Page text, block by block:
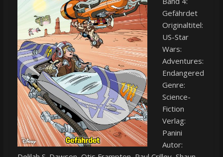
Gefährdet
Originaltitel:
US-Star
Wars:
Adventures:
Endangered
Genre:
Science-
Fiction
Verlag:
Panini
Autor: